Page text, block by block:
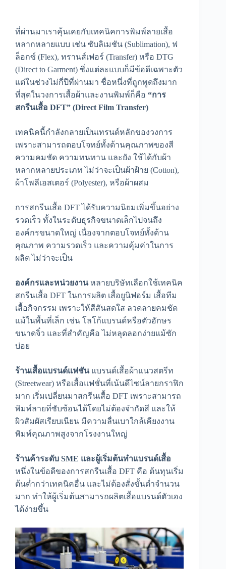
ที่ผ่านมาเราคุ้นเคยกับเทคนิคการพิมพ์ลายเสื้อ
หลากหลายแบบ เช่น ซับลิเมชัน (Sublimation), ฟ
ล็อกซ์ (Flex), ทรานส์เฟอร์ (Transfer) หรือ DTG
(Direct to Garment) ซึ่งแต่ละแบบก็มีข้อดีเฉพาะตัว
แต่ในช่วงไม่กี่ปีที่ผ่านมา ชื่อหนึ่งที่ถูกพูดถึงมาก
ที่สุดในวงการเสื้อผ้าและงานพิมพ์ก็คือ “การ
สกรีนเสื้อ DFT” (Direct Film Transfer)
เทคนิคนี้กำลังกลายเป็นเทรนด์หลักของวงการ
เพราะสามารถตอบโจทย์ทั้งด้านคุณภาพของสี
ความคมชัด ความทนทาน และยัง ใช้ได้กับผ้า
หลากหลายประเภท ไม่ว่าจะเป็นผ้าฝ้าย (Cotton),
ผ้าโพลีเอสเตอร์ (Polyester), หรือผ้าผสม
การสกรีนเสื้อ DFT ได้รับความนิยมเพิ่มขึ้นอย่าง
รวดเร็ว ทั้งในระดับธุรกิจขนาดเล็กไปจนถึง
องค์กรขนาดใหญ่ เนื่องจากตอบโจทย์ทั้งด้าน
คุณภาพ ความรวดเร็ว และความคุ้มค่าในการ
ผลิต ไม่ว่าจะเป็น
องค์กรและหน่วยงานหลายบริษัทเลือกใช้เทคนิค
สกรีนเสื้อ DFT ในการผลิต เสื้อยูนิฟอร์ม เสื้อทีม
เสื้อกิจกรรม เพราะให้สีสันสดใส ลวดลายคมชัด
แม้ในพื้นที่เล็ก เช่น โลโก้แบรนด์หรือตัวอักษร
ขนาดจิ๋ว และที่สำคัญคือ ไม่หลุดลอกง่ายแม้ซัก
บ่อย
ร้านเสื้อแบรนด์แฟชัน แบรนด์เสื้อผ้าแนวสตรีท
(Streetwear) หรือเสื้อแฟชั่นที่เน้นดีไซน์ลายกราฟิก
มาก เริ่มเปลี่ยนมาสกรีนเสื้อ DFT เพราะสามารถ
พิมพ์ลายที่ซับซ้อนได้โดยไม่ต้องจำกัดสี และให้
ผิวสัมผัสเรียบเนียน มีความลื่นเบาใกล้เคียงงาน
พิมพ์คุณภาพสูงจากโรงงานใหญ่
ร้านค้าระดับ SME และผู้เริ่มต้นทำแบรนด์เสื้อ
หนึ่งในข้อดีของการสกรีนเสื้อ DFT คือ ต้นทุนเริ่ม
ต้นต่ำกว่าเทคนิคอื่น และไม่ต้องสั่งขั้นต่ำจำนวน
มาก ทำให้ผู้เริ่มต้นสามารถผลิตเสื้อแบรนด์ตัวเอง
ได้ง่ายขึ้น